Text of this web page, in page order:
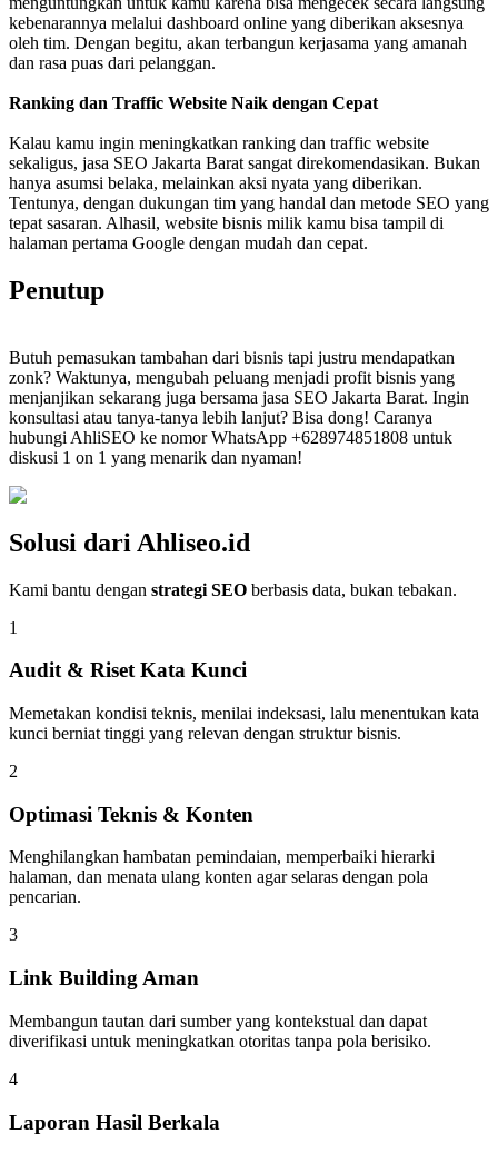
kebenarannya melalui dashboard online yang diberikan aksesnya
oleh tim. Dengan begitu, akan terbangun kerjasama yang amanah
dan rasa puas dari pelanggan.
Ranking dan Traffic Website Naik dengan Cepat
Kalau kamu ingin meningkatkan ranking dan traffic website
sekaligus, jasa SEO Jakarta Barat sangat direkomendasikan. Bukan
hanya asumsi belaka, melainkan aksi nyata yang diberikan.
Tentunya, dengan dukungan tim yang handal dan metode SEO yang
tepat sasaran. Alhasil, website bisnis milik kamu bisa tampil di
halaman pertama Google dengan mudah dan cepat.
Penutup
Butuh pemasukan tambahan dari bisnis tapi justru mendapatkan
zonk? Waktunya, mengubah peluang menjadi profit bisnis yang
menjanjikan sekarang juga bersama jasa SEO Jakarta Barat. Ingin
konsultasi atau tanya-tanya lebih lanjut? Bisa dong! Caranya
hubungi AhliSEO ke nomor WhatsApp +628974851808 untuk
diskusi 1 on 1 yang menarik dan nyaman!
Solusi dari Ahliseo.id
Kami bantu dengan strategi SEO berbasis data, bukan tebakan.
1
Audit & Riset Kata Kunci
Memetakan kondisi teknis, menilai indeksasi, lalu menentukan kata
kunci berniat tinggi yang relevan dengan struktur bisnis.
2
Optimasi Teknis & Konten
Menghilangkan hambatan pemindaian, memperbaiki hierarki
halaman, dan menata ulang konten agar selaras dengan pola
pencarian.
3
Link Building Aman
Membangun tautan dari sumber yang kontekstual dan dapat
diverifikasi untuk meningkatkan otoritas tanpa pola berisiko.
4
Laporan Hasil Berkala